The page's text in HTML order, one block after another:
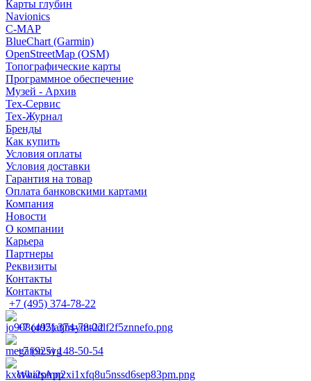
Карты глубин
Navionics
C-MAP
BlueChart (Garmin)
OpenStreetMap (OSM)
Топографические карты
Программное обеспечение
Музей - Архив
Tex-Сервис
Тех-Журнал
Бренды
Как купить
Условия оплаты
Условия доставки
Гарантия на товар
Оплата банковскими картами
Компания
Новости
О компании
Карьера
Партнеры
Реквизиты
Контакты
Контакты
+7 (495) 374-78-22
+7 (495) 374-78-22
+7 (925) 148-50-54
WhatsApp